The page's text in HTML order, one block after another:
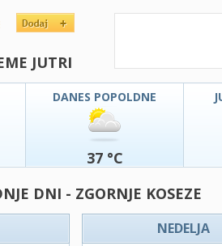
JUTRI
DANES POPOLDNE
37 °C
DNI - ZGORNJE KOSEZE
NEDELJA